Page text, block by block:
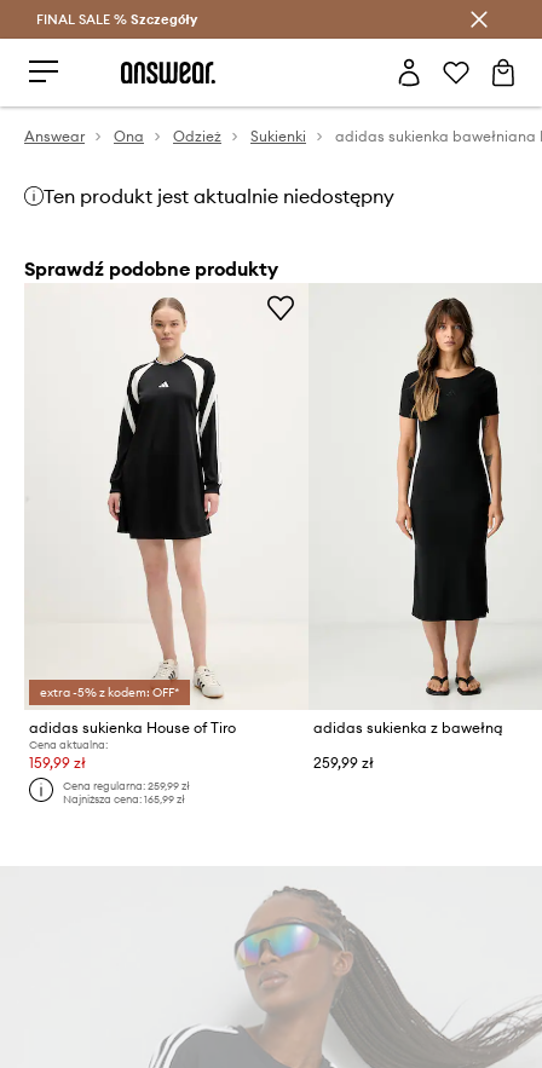
Oszczędzaj z Answear Club >
FINAL SALE % Szczegóły
Answear Ona Odzież Sukienki
Ten produkt jest aktualnie niedostępny
Sprawdź podobne produkty
extra -5% z kodem: OFF*
adidas sukienka House of Tiro
Cena aktualna:
159,99 zł
Cena regularna:259,99 zł
Najniższa cena:165,99 zł
adidas sukienka z bawełną
259,99 zł